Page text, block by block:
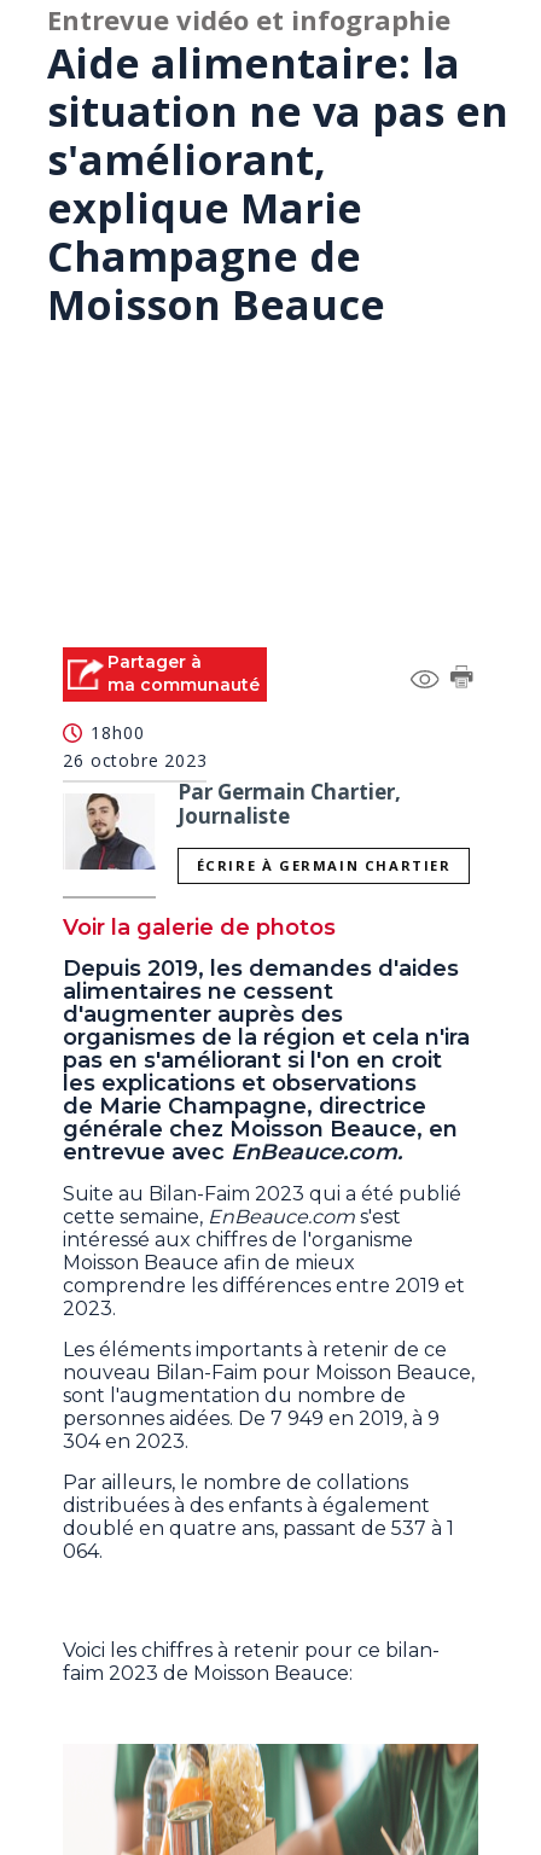
Entrevue vidéo et infographie
Aide alimentaire: la
situation ne va pas en
s'améliorant,
explique Marie
Champagne de
Moisson Beauce
Partager à
ma communauté
18h00
26 octobre 2023
Par Germain Chartier,
Journaliste
ÉCRIRE À GERMAIN CHARTIER
Voir la galerie de photos
Depuis 2019, les demandes d'aides
alimentaires ne cessent
d'augmenter auprès des
organismes de la région et cela n'ira
pas en s'améliorant si l'on en croit
les explications et observations
de Marie Champagne, directrice
générale chez Moisson Beauce, en
entrevue avec EnBeauce.com.
Suite au Bilan-Faim 2023 qui a été publié
cette semaine, EnBeauce.com s'est
intéressé aux chiffres de l'organisme
Moisson Beauce afin de mieux
comprendre les différences entre 2019 et
2023.
Les éléments importants à retenir de ce
nouveau Bilan-Faim pour Moisson Beauce,
sont l'augmentation du nombre de
personnes aidées. De 7 949 en 2019, à 9
304 en 2023.
Par ailleurs, le nombre de collations
distribuées à des enfants à également
doublé en quatre ans, passant de 537 à 1
064.
Voici les chiffres à retenir pour ce bilan-
faim 2023 de Moisson Beauce: